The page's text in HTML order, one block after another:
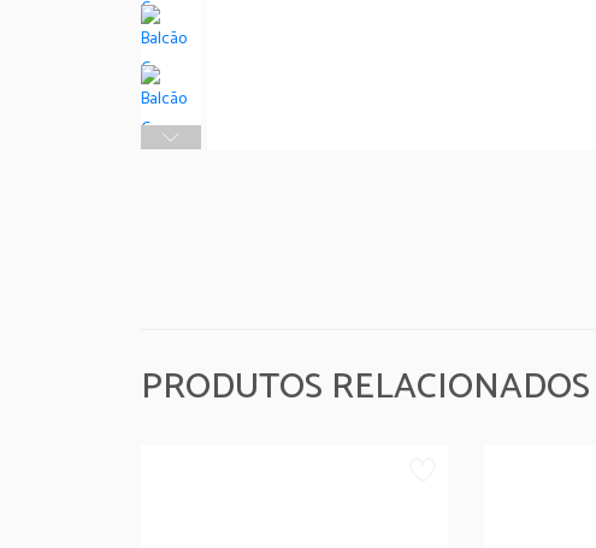
PRODUTOS RELACIONADOS